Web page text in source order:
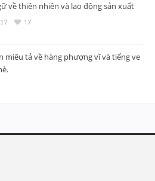
về thiên nhiên và lao động sản xuất
17
miêu tả về hàng phượng vĩ và tiếng ve